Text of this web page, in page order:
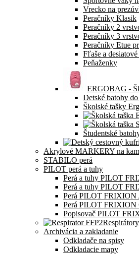
Vrecko na
Peračníky Klasik
Peračníky 2
Peračníky 3
Peračníky Etue
Fľaše a
Peňaženky
ERGOBAG -
Detské batohy
Školské tašky
Študentské
Akrylové MARKERY na
STABILO perá
PILOT perá a tuhy
Perá a tuhy PILOT
Perá a tuhy PILOT
Perá PILOT FRIXION
Perá PILOT FRIXION
Popisovač PILOT
Archivácia a zakladanie
Odkladače na spisy
Odkladacie mapy